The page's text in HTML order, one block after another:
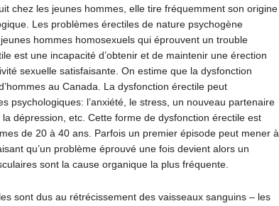
chez les jeunes hommes, elle tire fréquemment son origine
Les problèmes érectiles de nature psychogène
hommes homosexuels qui éprouvent un trouble
est une incapacité d’obtenir et de maintenir une érection
sexuelle satisfaisante. On estime que la dysfonction
au Canada. La dysfonction érectile peut
psychologiques: l’anxiété, le stress, un nouveau partenaire
dépression, etc. Cette forme de dysfonction érectile est
de 20 à 40 ans. Parfois un premier épisode peut mener à
qu’un problème éprouvé une fois devient alors un
sont la cause organique la plus fréquente.
sont dus au rétrécissement des vaisseaux sanguins – les